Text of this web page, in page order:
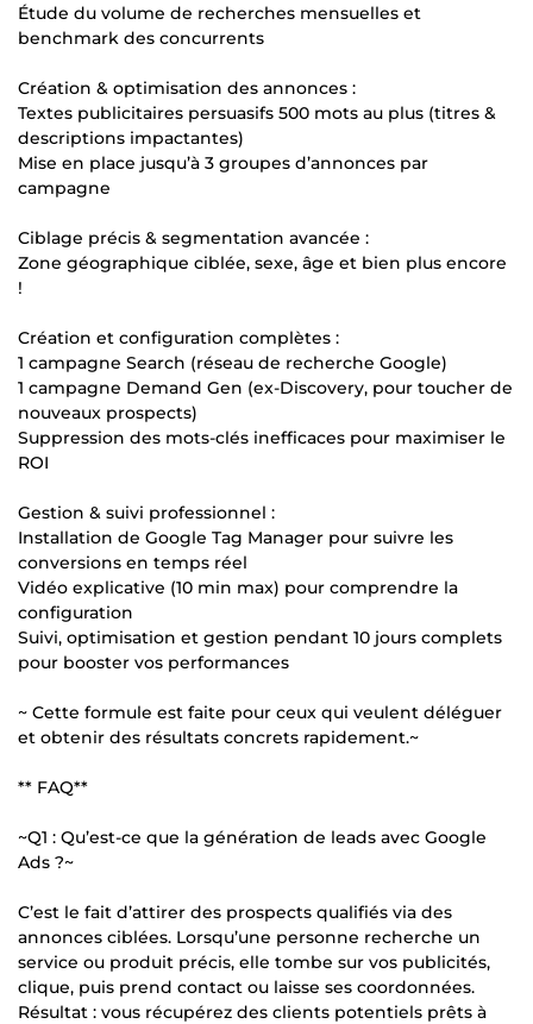
Étude du volume de recherches mensuelles et
benchmark des concurrents
Création & optimisation des annonces :
Textes publicitaires persuasifs 500 mots au plus (titres &
descriptions impactantes)
Mise en place jusqu’à 3 groupes d’annonces par
campagne
Ciblage précis & segmentation avancée :
Zone géographique ciblée, sexe, âge et bien plus encore
!
Création et configuration complètes :
1 campagne Search (réseau de recherche Google)
1 campagne Demand Gen (ex-Discovery, pour toucher de
nouveaux prospects)
Suppression des mots-clés inefficaces pour maximiser le
ROI
Gestion & suivi professionnel :
Installation de Google Tag Manager pour suivre les
conversions en temps réel
Vidéo explicative (10 min max) pour comprendre la
configuration
Suivi, optimisation et gestion pendant 10 jours complets
pour booster vos performances
~ Cette formule est faite pour ceux qui veulent déléguer
et obtenir des résultats concrets rapidement.~
** FAQ**
~Q1 : Qu’est-ce que la génération de leads avec Google
Ads ?~
C’est le fait d’attirer des prospects qualifiés via des
annonces ciblées. Lorsqu’une personne recherche un
service ou produit précis, elle tombe sur vos publicités,
clique, puis prend contact ou laisse ses coordonnées.
Résultat : vous récupérez des clients potentiels prêts à